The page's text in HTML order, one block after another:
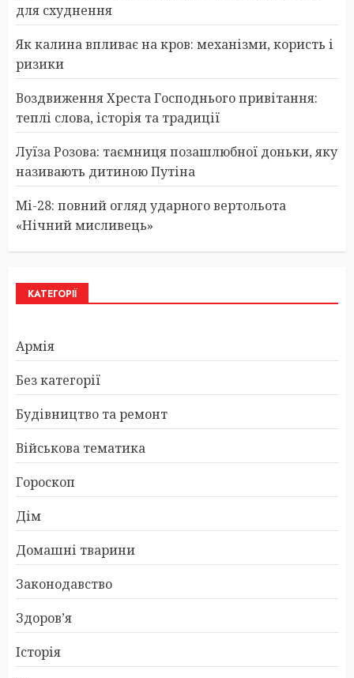
для схуднення
Як калина впливає на кров: механізми, користь і
ризики
Воздвиження Хреста Господнього привітання:
теплі слова, історія та традиції
Луїза Розова: таємниця позашлюбної доньки, яку
називають дитиною Путіна
Мі-28: повний огляд ударного вертольота
«Нічний мисливець»
КАТЕГОРІЇ
Армія
Без категорії
Будівництво та ремонт
Військова тематика
Гороскоп
Дім
Домашні тварини
Законодавство
Здоров’я
Історія